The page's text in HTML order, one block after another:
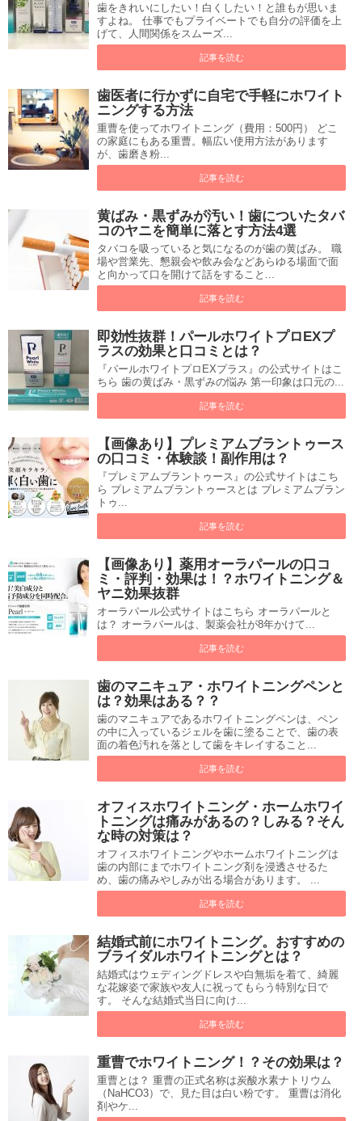
歯をきれいにしたい！白くしたい！と誰もが思いま
すよね。 仕事でもプライベートでも自分の評価を上
げて、人間関係をスムーズ...
記事を読む
歯医者に行かずに自宅で手軽にホワイト
ニングする方法
重曹を使ってホワイトニング（費用：500円） どこ
の家庭にもある重曹。幅広い使用方法があります
が、歯磨き粉...
記事を読む
黄ばみ・黒ずみが汚い！歯についたタバ
コのヤニを簡単に落とす方法4選
タバコを吸っていると気になるのが歯の黄ばみ。 職
場や営業先、懇親会や飲み会などあらゆる場面で面
と向かって口を開けて話をすること...
記事を読む
即効性抜群！パールホワイトプロEXプ
ラスの効果と口コミとは？
『パールホワイトプロEXプラス』の公式サイトはこ
ちら 歯の黄ばみ・黒ずみの悩み 第一印象は口元の...
記事を読む
【画像あり】プレミアムブラントゥース
の口コミ・体験談！副作用は？
『プレミアムブラントゥース』の公式サイトはこち
ら プレミアムブラントゥースとは プレミアムブラン
トゥ...
記事を読む
【画像あり】薬用オーラパールの口コ
ミ・評判・効果は！？ホワイトニング＆
ヤニ効果抜群
オーラパール公式サイトはこちら オーラパールと
は？ オーラパールは、製薬会社が8年かけて...
記事を読む
歯のマニキュア・ホワイトニングペンと
は？効果はある？？
歯のマニキュアであるホワイトニングペンは、ペン
の中に入っているジェルを歯に塗ることで、歯の表
面の着色汚れを落として歯をキレイすること...
記事を読む
オフィスホワイトニング・ホームホワイ
トニングは痛みがあるの？しみる？そん
な時の対策は？
オフィスホワイトニングやホームホワイトニングは
歯の内部にまでホワイトニング剤を浸透させるた
め、歯の痛みやしみが出る場合があります。 ...
記事を読む
結婚式前にホワイトニング。おすすめの
ブライダルホワイトニングとは？
結婚式はウェディングドレスや白無垢を着て、綺麗
な花嫁姿で家族や友人に祝ってもらう特別な日で
す。 そんな結婚式当日に向け...
記事を読む
重曹でホワイトニング！？その効果は？
重曹とは？ 重曹の正式名称は炭酸水素ナトリウム
（NaHCO3）で、見た目は白い粉です。 重曹は消化
剤やケ...